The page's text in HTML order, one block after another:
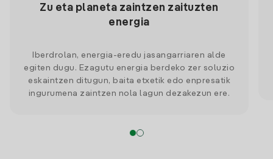
Zu eta planeta zaintzen zaituzten
energia
Iberdrolan, energia-eredu jasangarriaren alde
egiten dugu. Ezagutu energia berdeko zer soluzio
eskaintzen ditugun, baita etxetik edo enpresatik
ingurumena zaintzen nola lagun dezakezun ere.